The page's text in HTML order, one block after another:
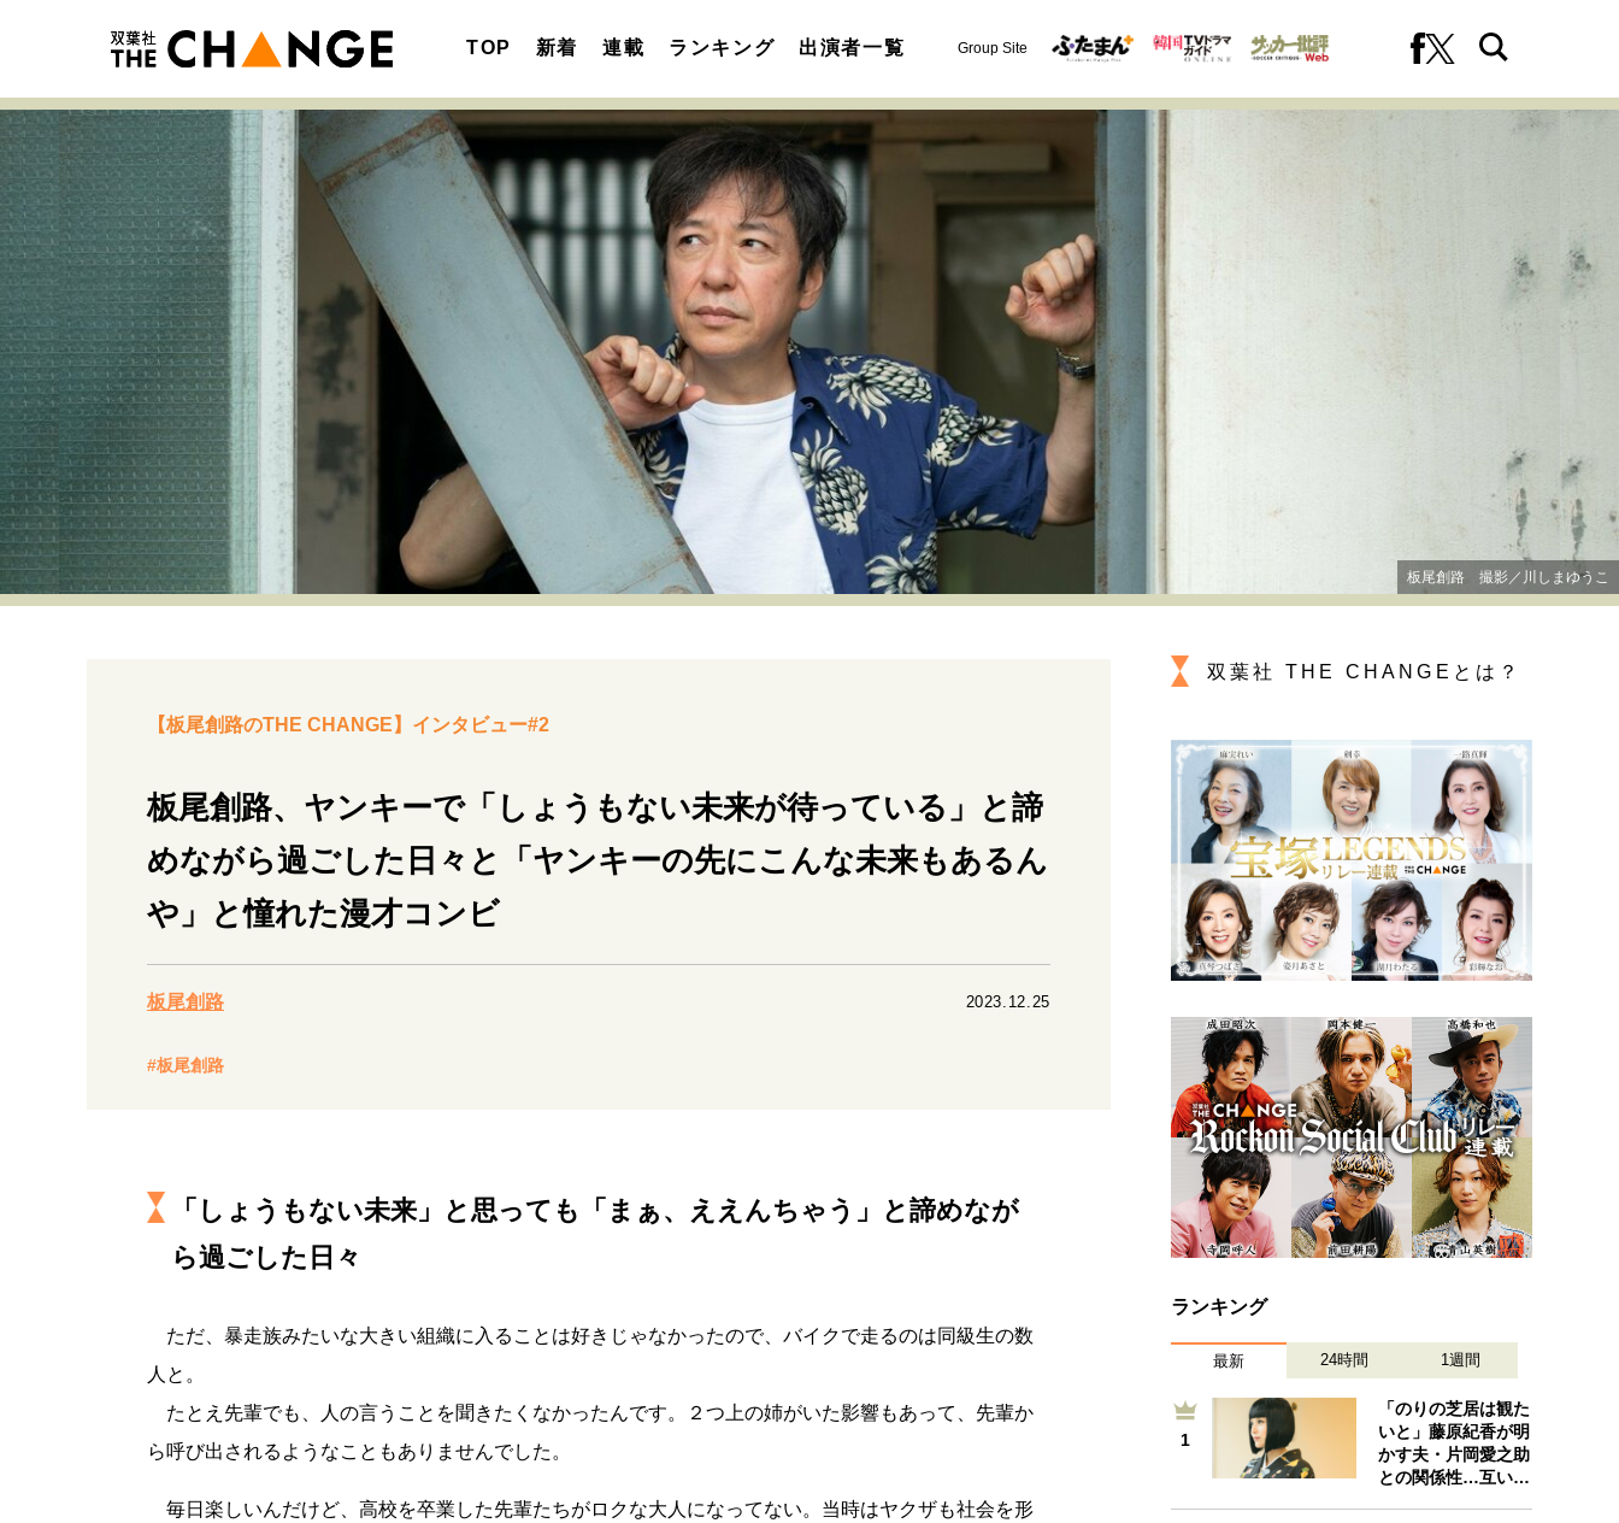
TOP 新着 連載 ランキング 出演者一覧 Group Site
SPECIAL 注目の記事テーマで探す
サイトの核・哲学 運命を変えた出会い 決断の裏側 未知への挑戦
表現者の葛藤
人生が動いた日 10代の挫折と原点
キャリア・働き方 セカンドキャリアの描き方 独立という決断 大人の学び直し
経営・ビジネス 次世代へのバトン
40代からの景色
一生モノの愛用品
社会・カルチャー・マネー 地域とつながる/お金との付き合い方
板尾創路 撮影／川しまゆうこ
【板尾創路のTHE CHANGE】インタビュー#2
板尾創路、ヤンキーで「しょうもない未来が待っている」と諦
めながら過ごした日々と「ヤンキーの先にこんな未来もあるん
や」と憧れた漫才コンビ
板尾創路 2023.12.25
#板尾創路
「しょうもない未来」と思っても「まぁ、ええんちゃう」と諦めなが
ら過ごした日々
ただ、暴走族みたいな大きい組織に入ることは好きじゃなかったので、バイクで走るのは同級生の数
人と。
たとえ先輩でも、人の言うことを聞きたくなかったんです。２つ上の姉がいた影響もあって、先輩か
ら呼び出されるようなこともありませんでした。
毎日楽しいんだけど、高校を卒業した先輩たちがロクな大人になってない。当時はヤクザも社会を形
双葉社 THE CHANGEとは？
ランキング
最新 24時間 1週間
1
「のりの芝居は観た
いと」藤原紀香が明
かす夫・片岡愛之助
との関係性…互い…